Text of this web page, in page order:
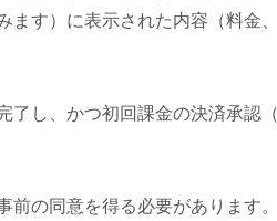
ます）に表示された内容（料金
し、かつ初回課金の決済承認
の同意を得る必要があります